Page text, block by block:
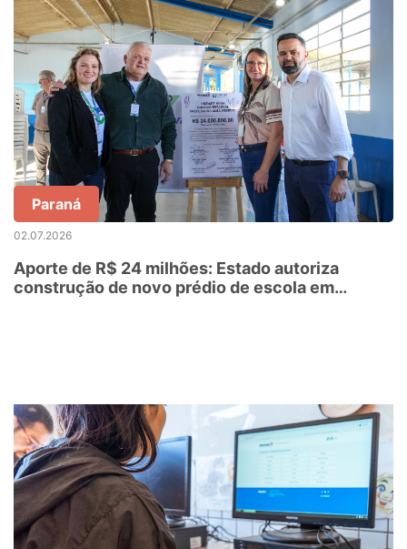
Paraná
02.07.2026
Aporte de R$ 24 milhões: Estado autoriza
construção de novo prédio de escola em